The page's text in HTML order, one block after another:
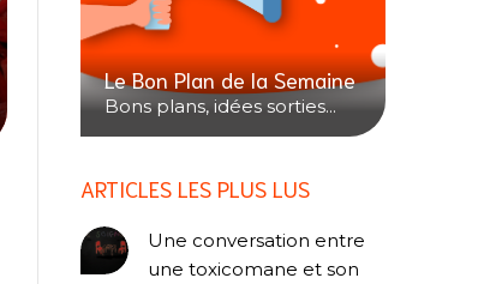
Le Bon Plan de la Semaine
Bons plans, idées sorties...
ARTICLES LES PLUS LUS
Une conversation entre
une toxicomane et son